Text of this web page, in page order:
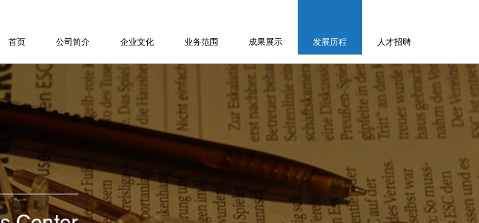
首页 公司简介 企业文化 业务范围 成果展示 发展历程 人才招聘